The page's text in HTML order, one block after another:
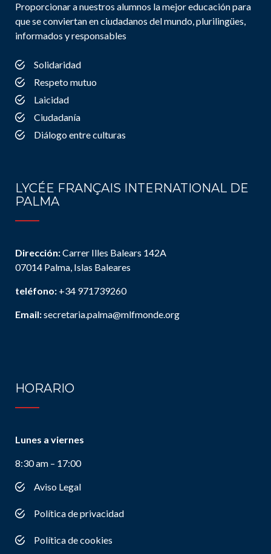
Proporcionar a nuestros alumnos la mejor educación para
que se conviertan en ciudadanos del mundo, plurilingües,
informados y responsables
Solidaridad
Respeto mutuo
Laicidad
Ciudadanía
Diálogo entre culturas
LYCÉE FRANÇAIS INTERNATIONAL DE
PALMA
Dirección:Carrer Illes Balears 142A
07014 Palma, Islas Baleares
teléfono: +34 971739260
Email:secretaria.palma@mlfmonde.org
HORARIO
Lunes a viernes
8:30 am – 17:00
Aviso Legal
Política de privacidad
Política de cookies